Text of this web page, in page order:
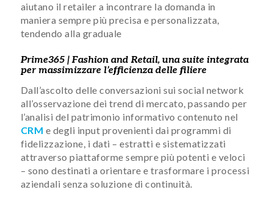
aiutano il retailer a incontrare la domanda in
maniera sempre più precisa e personalizzata,
tendendo alla graduale
Prime365 | Fashionand Retail, una suite integrata
per massimizzare l’efficienza delle filiere
Dall’ascolto delle conversazioni sui social network
all’osservazione dei trend di mercato, passando per
l’analisi del patrimonio informativo contenuto nel
CRM e degli input provenienti dai programmi di
fidelizzazione, i dati – estratti e sistematizzati
attraverso piattaforme sempre più potenti e veloci
– sono destinati a orientare e trasformare i processi
aziendali senza soluzione di continuità.